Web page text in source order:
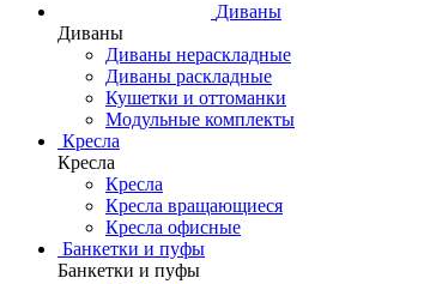
Диваны
Диваны
Диваны нераскладные
Диваны раскладные
Кушетки и оттоманки
Модульные комплекты
Кресла
Кресла
Кресла
Кресла вращающиеся
Кресла офисные
Банкетки и пуфы
Банкетки и пуфы